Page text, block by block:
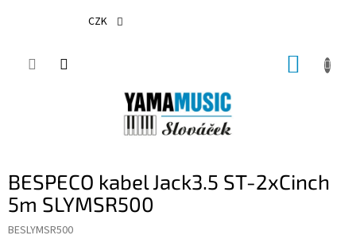
CZK
BESPECO kabel Jack3.5 ST-2xCinch
5m SLYMSR500
BESLYMSR500